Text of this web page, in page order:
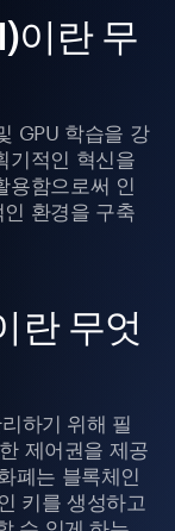
이란 무
GPU 학습을 강
기적인 혁신을
용함으로써 인
환경을 구축
란 무엇
하기 위해 필
제어권을 제공
폐는 블록체인
키를 생성하고